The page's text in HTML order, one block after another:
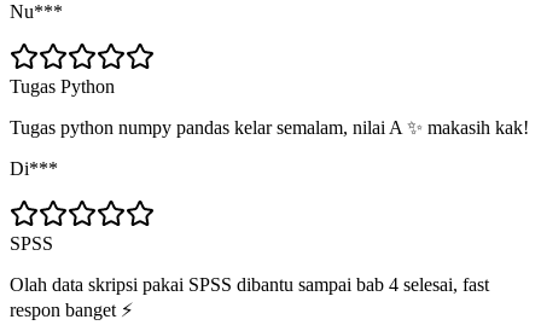
Nu***
Tugas Python
Tugas python numpy pandas kelar semalam, nilai A ✨ makasih kak!
Di***
SPSS
Olah data skripsi pakai SPSS dibantu sampai bab 4 selesai, fast
respon banget ⚡